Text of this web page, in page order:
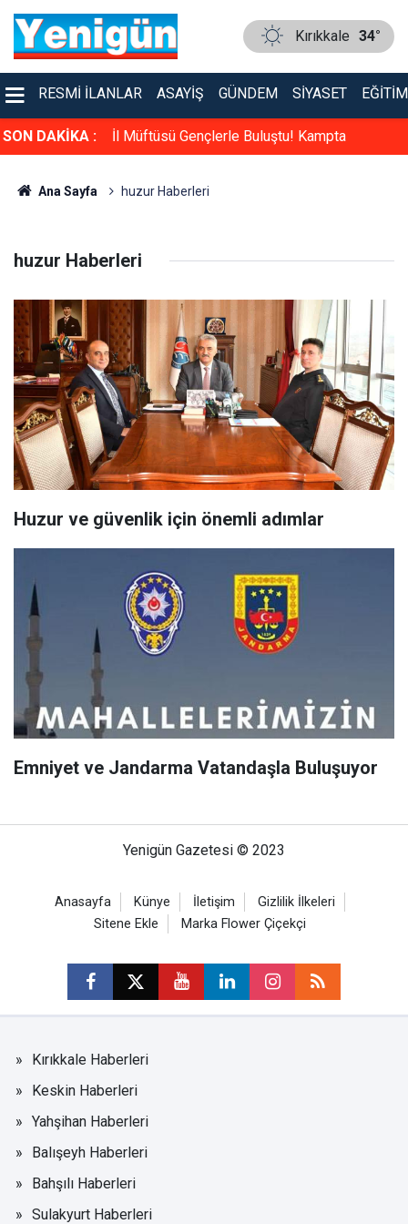
Kırıkkale 34°
RESMI İLANLAR ASAYIŞ GÜNDEM SIYASET EĞITIM
SON DAKİKA :
O İl Müftüsü Gençlerle Buluştu! Kampta
Ana Sayfa huzur Haberleri
huzur Haberleri
Huzur ve güvenlik için önemli adımlar
Emniyet ve Jandarma Vatandaşla Buluşuyor
Yenigün Gazetesi © 2023
Anasayfa Künye İletişim
Gizlilik İlkeleri
Sitene Ekle
Marka Flower Çiçekçi
Kırıkkale Haberleri
Keskin Haberleri
Yahşihan Haberleri
Balışeyh Haberleri
Bahşılı Haberleri
Sulakyurt Haberleri